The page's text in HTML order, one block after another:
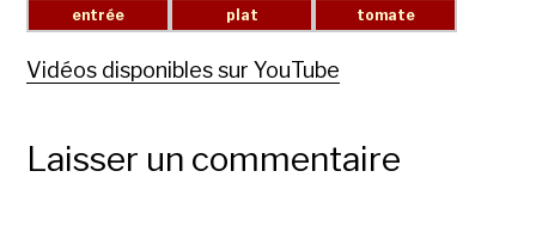
Vidéos disponibles sur YouTube
Laisser un commentaire